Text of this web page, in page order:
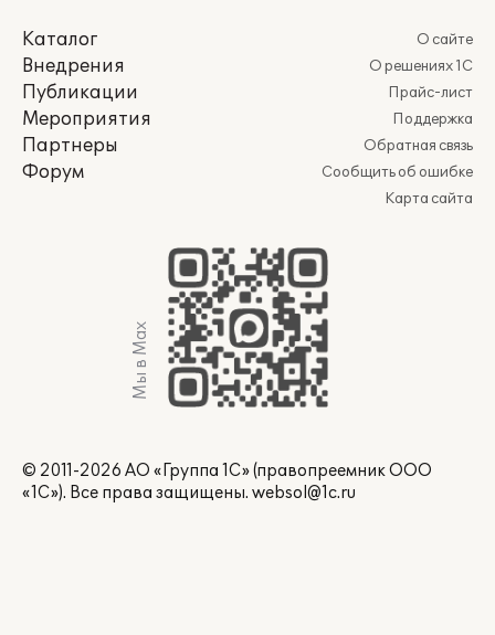
Каталог
Внедрения
Публикации
Мероприятия
Партнеры
Форум
О сайте
О решениях 1С
Прайс-лист
Поддержка
Обратная связь
Сообщить об ошибке
Карта сайта
Мы в Max
© 2011-2026 АО «Группа 1С» (правопреемник ООО
«1С»). Все права защищены. websol@1c.ru